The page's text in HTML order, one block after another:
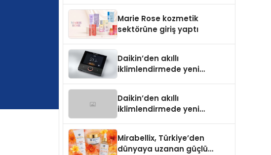
Aldı
Marie Rose kozmetik
sektörüne giriş yaptı
Daikin’den akıllı
iklimlendirmede yeni
Daikin’den akıllı
iklimlendirmede yeni
Mirabellix, Türkiye’den
dünyaya uzanan güçlü